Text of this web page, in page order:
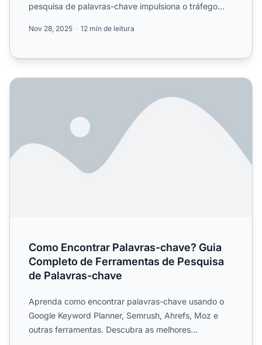
pesquisa de palavras-chave impulsiona o tráfego
Nov 28, 2025 12 min de leitura
Como Encontrar Palavras-chave? Guia Completo de
Como Encontrar Palavras-chave? Guia
Completo de Ferramentas de Pesquisa
de Palavras-chave
Aprenda como encontrar palavras-chave usando o
Google Keyword Planner, Semrush, Ahrefs, Moz e
outras ferramentas. Descubra as melhores